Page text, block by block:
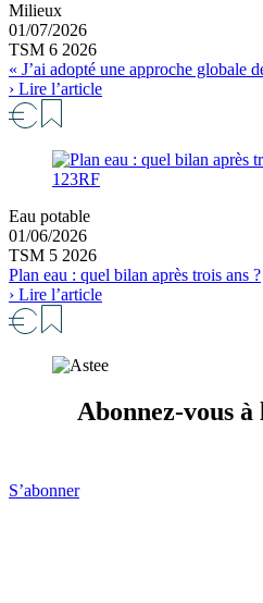
Milieux
01/07/2026
TSM 6 2026
« J’ai adopté une approche globale
› Lire l’article
123RF
Eau potable
01/06/2026
TSM 5 2026
Plan eau : quel bilan après trois ans ?
› Lire l’article
Abonnez-vous à
S’abonner